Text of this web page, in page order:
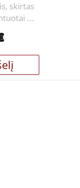
skirtas
...